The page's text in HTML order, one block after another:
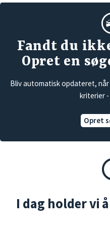
Fandt du
Opret en
Bliv automatisk opdateret,
kriterier -
Opret
I dag holder vi